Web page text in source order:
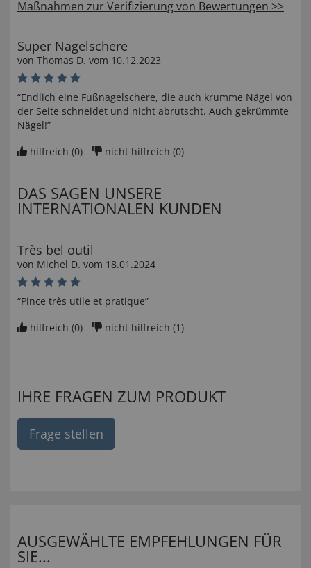
Maßnahmen zur Verifizierung von Bewertungen >>
Super Nagelschere
von Thomas D. vom 10.12.2023
“Endlich eine Fußnagelschere, die auch krumme Nägel von
der Seite schneidet und nicht abrutscht. Auch gekrümmte
Nägel!”
hilfreich (0) nicht hilfreich (0)
DAS SAGEN UNSERE
INTERNATIONALEN KUNDEN
Très bel outil
von Michel D. vom 18.01.2024
“Pince très utile et pratique”
hilfreich (0) nicht hilfreich (1)
IHRE FRAGEN ZUM PRODUKT
Frage stellen
AUSGEWÄHLTE EMPFEHLUNGEN FÜR
SIE...